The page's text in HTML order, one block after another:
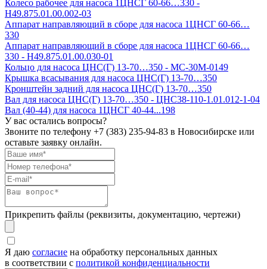
Колесо рабочее для насоса 1ЦНСГ 60-66…330 -
Н49.875.01.00.002-03
Аппарат направляющий в сборе для насоса 1ЦНСГ 60-66…
330
Аппарат направляющий в сборе для насоса 1ЦНСГ 60-66…
330 - Н49.875.01.00.030-01
Кольцо для насоса ЦНС(Г) 13-70…350 - МС-30М-0149
Крышка всасывания для насоса ЦНС(Г) 13-70…350
Кронштейн задний для насоса ЦНС(Г) 13-70…350
Вал для насоса ЦНС(Г) 13-70…350 - ЦНС38-110-1.01.012-1-04
Вал (40-44) для насоса 1ЦНСГ 40-44...198
У вас остались вопросы?
Звоните по телефону +7 (383) 235-94-83 в Новосибирске или
оставьте заявку онлайн.
Прикрепить файлы (реквизиты, документацию, чертежи)
Я даю согласие на обработку персональных данных
в соответствии с политикой конфиденциальности